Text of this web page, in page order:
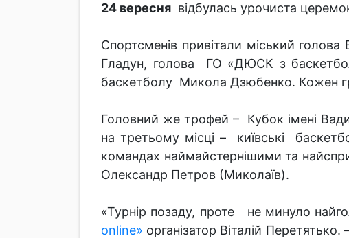
24 вересня відбулась урочиста
Спортсменів привітали міський
Гладун, голова ГО «ДЮСК з
баскетболу Микола Дзюбенко. Кожен
Головний же трофей – Кубок імені
на третьому місці – київські
командах наймайстернішими та
Олександр Петров (Миколаїв).
«Турнір позаду, проте не минуло
online» організатор Віталій